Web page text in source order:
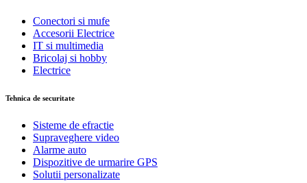
Conectori si mufe
Accesorii Electrice
IT si multimedia
Bricolaj si hobby
Electrice
Tehnica de securitate
Sisteme de efractie
Supraveghere video
Alarme auto
Dispozitive de urmarire GPS
Solutii personalizate